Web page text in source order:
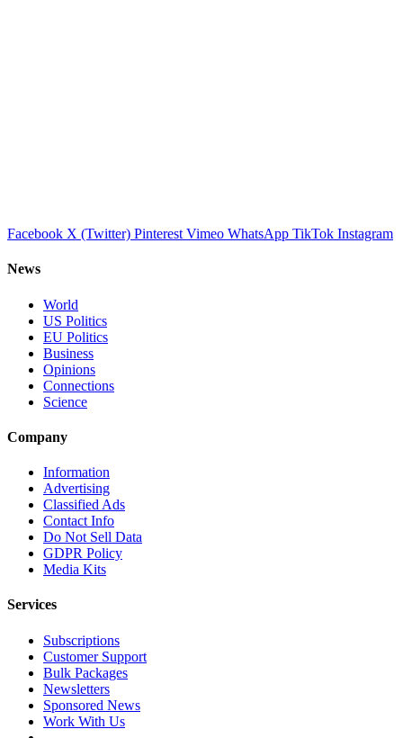
Facebook X (Twitter) Pinterest Vimeo WhatsApp TikTok Instagram
News
World
US Politics
EU Politics
Business
Opinions
Connections
Science
Company
Information
Advertising
Classified Ads
Contact Info
Do Not Sell Data
GDPR Policy
Media Kits
Services
Subscriptions
Customer Support
Bulk Packages
Newsletters
Sponsored News
Work With Us